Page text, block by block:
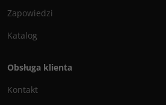
Zapowiedzi
Katalog
Obsługa klienta
Kontakt